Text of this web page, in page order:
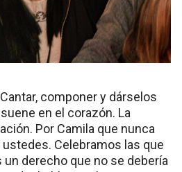
componer y dárselos
en el corazón. La
Por Camila que nunca
ustedes. Celebramos las que
derecho que no se debería